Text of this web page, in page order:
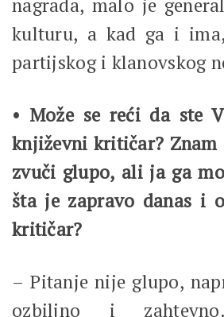
nagrada, malo je
kulturu, a kad ga i
partijskog i klanovskog
• Može se reći da ste
književni kritičar? Znam
zvuči glupo, ali ja ga
šta je zapravo danas i
kritičar?
– Pitanje nije glupo,
ozbiljno i